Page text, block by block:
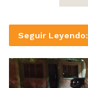
Seguir Leyendo: